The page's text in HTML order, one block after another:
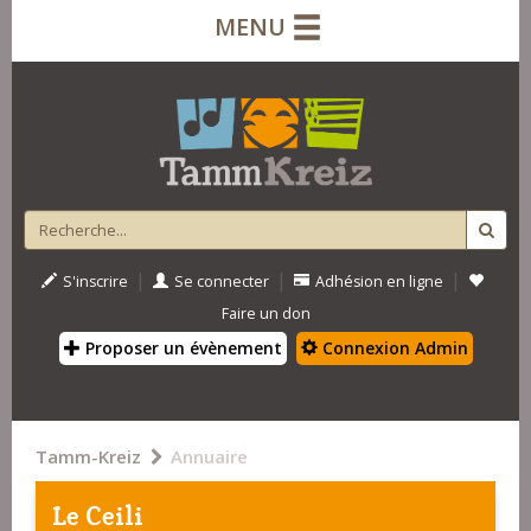
MENU
S'inscrire | Se connecter | Adhésion en ligne |
Faire un don
Proposer un évènement Connexion Admin
Tamm-Kreiz Annuaire
Le Ceili